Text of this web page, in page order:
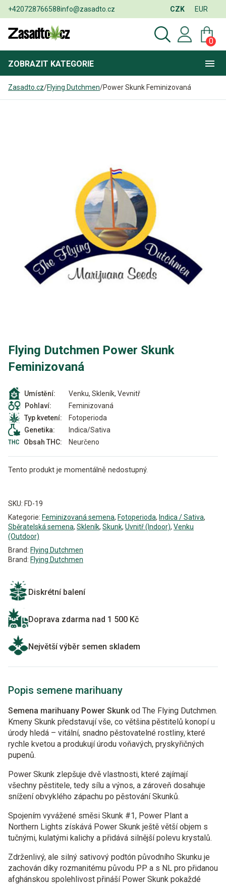
+420728766588info@zasadto.cz CZK EUR
0
ZOBRAZIT KATEGORIE
Zasadto.cz/Flying Dutchmen/Power Skunk Feminizovaná
Flying Dutchmen Power Skunk
Feminizovaná
Umístění:
Venku, Skleník, Vevnitř
Pohlaví:
Feminizovaná
Typ kvetení:
Fotoperioda
Genetika:
Indica/Sativa
Obsah THC:
Neurčeno
Tento produkt je momentálně nedostupný.
SKU: FD-19
Kategorie: Feminizovaná semena, Fotoperioda, Indica / Sativa,
Sběratelská semena, Skleník, Skunk, Uvnitř (Indoor), Venku
(Outdoor)
Brand: Flying Dutchmen
Brand: Flying Dutchmen
Diskrétní balení
Doprava zdarma nad 1 500 Kč
Největší výběr semen skladem
Popis semene marihuany
Semena marihuany Power Skunkod The Flying Dutchmen.
Kmeny Skunk představují vše, co většina pěstitelů konopí u
úrody hledá – vitální, snadno pěstovatelné rostliny, které
rychle kvetou a produkují úrodu voňavých, pryskyřičných
pupenů.
Power Skunk zlepšuje dvě vlastnosti, které zajímají
všechny pěstitele, tedy sílu a výnos, a zároveň dosahuje
snížení obvyklého zápachu po pěstování Skunků.
Spojením vyvážené směsi Skunk #1, Power Plant a
Northern Lights získává Power Skunk ještě větší objem s
tučnými, kulatými kalichy a přidává silnější polevu krystalů.
Zdrženlivý, ale silný sativový podtón původního Skunku je
zachován díky rozmanitému původu PP a s NL pro přidanou
afghánskou spolehlivost přináší Power Skunk pokaždé